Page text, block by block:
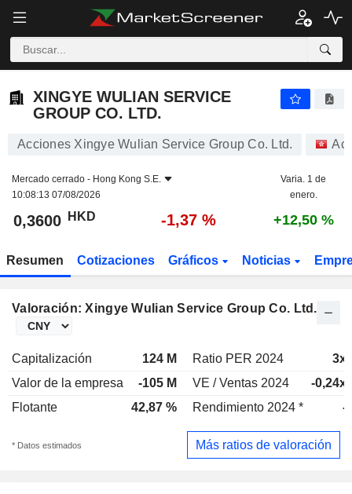
XINGYE WULIAN SERVICE
GROUP CO. LTD.
Acciones Xingye Wulian Service Group Co. Ltd.
Mercado cerrado - Hong Kong S.E.
10:08:13 07/08/2026
Varia. 1 de
enero.
0,3600 HKD -1,37 % +12,50 %
Resumen Cotizaciones Gráficos Noticias
Valoración: Xingye Wulian Service Group Co. Ltd.
Capitalización 124 M Ratio PER 2024
3x
Valor de la empresa
-105 M VE / Ventas 2024
-0,24x
Flotante
42,87 % Rendimiento 2024 * -
* Datos estimados Más ratios de valoración